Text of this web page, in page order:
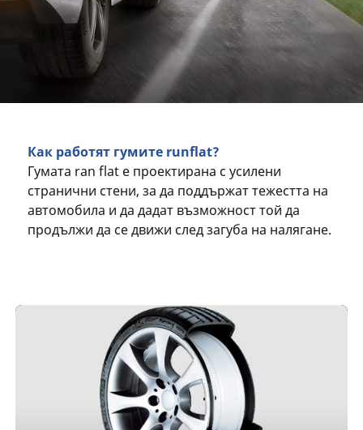
Как работят гумите runflat?
Гумата ran flat е проектирана с усилени
странични стени, за да поддържат тежестта на
автомобила и да дадат възможност той да
продължи да се движи след загуба на налягане.